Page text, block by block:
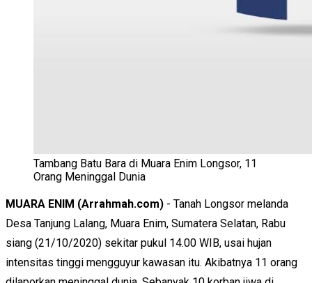
Tambang Batu Bara di Muara Enim Longsor, 11
Orang Meninggal Dunia
MUARA ENIM (Arrahmah.com) - Tanah Longsor melanda
Desa Tanjung Lalang, Muara Enim, Sumatera Selatan, Rabu
siang (21/10/2020) sekitar pukul 14.00 WIB, usai hujan
intensitas tinggi mengguyur kawasan itu. Akibatnya 11 orang